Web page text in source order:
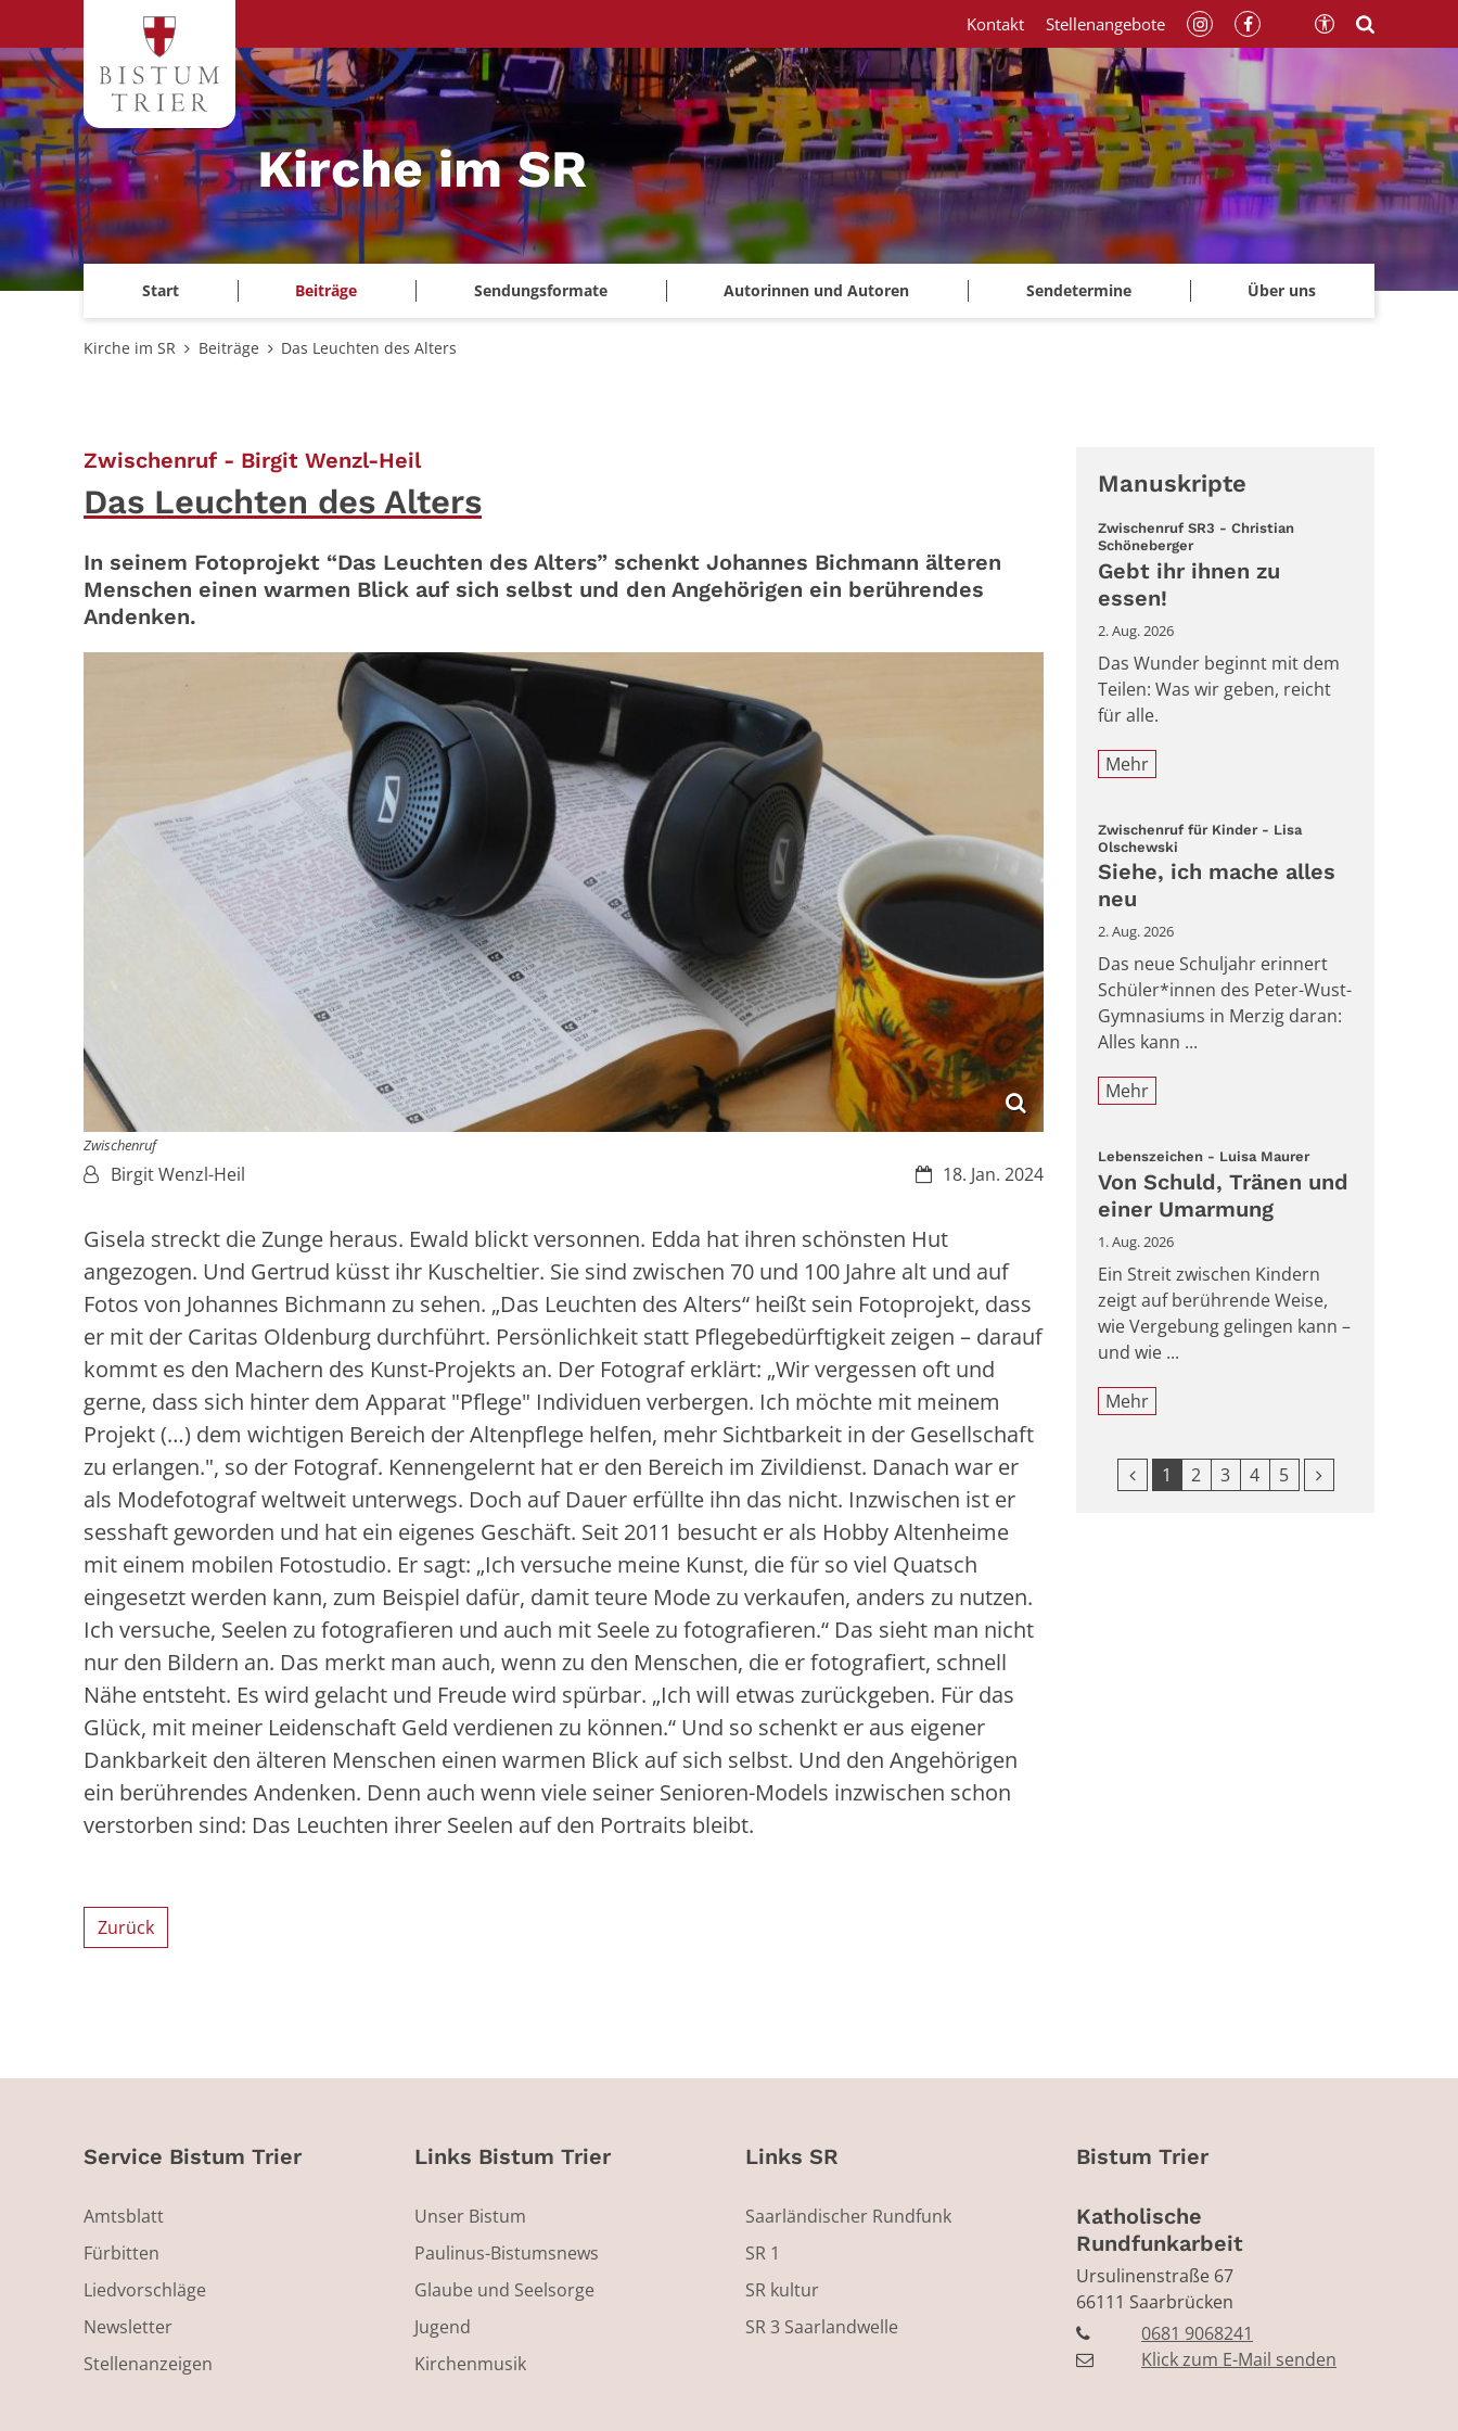
Zum Inhalt springen
Kirche im SR
Start Beiträge Sendungsformate Autorinnen und Autoren Sendetermine Über uns
Kontakt Stellenangebote
Kirche im SR Beiträge Das Leuchten des Alters
Zwischenruf - Birgit Wenzl-Heil:
Das Leuchten des Alters
In seinem Fotoprojekt “Das Leuchten des Alters” schenkt Johannes Bichmann älteren
Menschen einen warmen Blick auf sich selbst und den Angehörigen ein berührendes
Andenken.
Zwischenruf
Datum:18. Jan. 2024
Von:Birgit Wenzl-Heil
Gisela streckt die Zunge heraus. Ewald blickt versonnen. Edda hat ihren schönsten Hut
angezogen. Und Gertrud küsst ihr Kuscheltier. Sie sind zwischen 70 und 100 Jahre alt und auf
Fotos von Johannes Bichmann zu sehen. „Das Leuchten des Alters“ heißt sein Fotoprojekt, dass
er mit der Caritas Oldenburg durchführt. Persönlichkeit statt Pflegebedürftigkeit zeigen – darauf
kommt es den Machern des Kunst-Projekts an. Der Fotograf erklärt: „Wir vergessen oft und
gerne, dass sich hinter dem Apparat "Pflege" Individuen verbergen. Ich möchte mit meinem
Projekt (…) dem wichtigen Bereich der Altenpflege helfen, mehr Sichtbarkeit in der Gesellschaft
zu erlangen.", so der Fotograf. Kennengelernt hat er den Bereich im Zivildienst. Danach war er
als Modefotograf weltweit unterwegs. Doch auf Dauer erfüllte ihn das nicht. Inzwischen ist er
sesshaft geworden und hat ein eigenes Geschäft. Seit 2011 besucht er als Hobby Altenheime
mit einem mobilen Fotostudio. Er sagt: „Ich versuche meine Kunst, die für so viel Quatsch
eingesetzt werden kann, zum Beispiel dafür, damit teure Mode zu verkaufen, anders zu nutzen.
Ich versuche, Seelen zu fotografieren und auch mit Seele zu fotografieren.“ Das sieht man nicht
nur den Bildern an. Das merkt man auch, wenn zu den Menschen, die er fotografiert, schnell
Nähe entsteht. Es wird gelacht und Freude wird spürbar. „Ich will etwas zurückgeben. Für das
Glück, mit meiner Leidenschaft Geld verdienen zu können.“ Und so schenkt er aus eigener
Dankbarkeit den älteren Menschen einen warmen Blick auf sich selbst. Und den Angehörigen
ein berührendes Andenken. Denn auch wenn viele seiner Senioren-Models inzwischen schon
verstorben sind: Das Leuchten ihrer Seelen auf den Portraits bleibt.
Zurück
Manuskripte
Zwischenruf SR3 - Christian
Schöneberger:
Gebt ihr ihnen zu
essen!
2. Aug. 2026
Das Wunder beginnt mit dem
Teilen: Was wir geben, reicht
für alle.
Mehr
Zwischenruf für Kinder - Lisa
Olschewski
Siehe, ich mache alles
neu
2. Aug. 2026
Das neue Schuljahr erinnert
Schüler*innen des Peter-Wust-
Gymnasiums in Merzig daran:
Alles kann ...
Mehr
Lebenszeichen - Luisa Maurer:
Von Schuld, Tränen und
einer Umarmung
1. Aug. 2026
Ein Streit zwischen Kindern
zeigt auf berührende Weise,
wie Vergebung gelingen kann –
und wie ...
Mehr
Vorherige Seite
1 2 3 4 5 Nächste Seite
Service Bistum Trier
Amtsblatt
Fürbitten
Liedvorschläge
Newsletter
Stellenanzeigen
Links Bistum Trier
Unser Bistum
Paulinus-Bistumsnews
Glaube und Seelsorge
Jugend
Kirchenmusik
Links SR
Saarländischer Rundfunk
SR 1
SR kultur
SR 3 Saarlandwelle
Bistum Trier
Katholische
Rundfunkarbeit
Ursulinenstraße 67
66111 Saarbrücken
0681 9068241
Klick zum E-Mail senden